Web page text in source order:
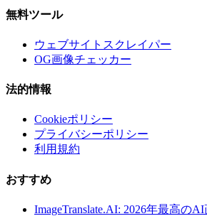
無料ツール
ウェブサイトスクレイパー
OG画像チェッカー
法的情報
Cookieポリシー
プライバシーポリシー
利用規約
おすすめ
ImageTranslate.AI: 2026年最高の